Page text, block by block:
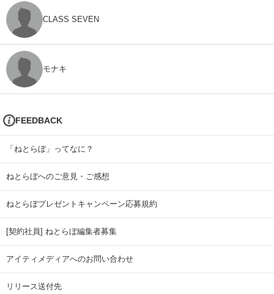
CLASS SEVEN
モナキ
FEEDBACK
「ねとらぼ」ってなに？
ねとらぼへのご意見・ご感想
ねとらぼプレゼントキャンペーン応募規約
[契約社員] ねとらぼ編集者募集
アイティメディアへのお問い合わせ
リリース送付先